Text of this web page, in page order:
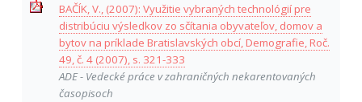
BAČÍK, V., (2007): Využitie vybraných technológií pre
distribúciu výsledkov zo sčítania obyvateľov, domov a
bytov na príklade Bratislavských obcí, Demografie, Roč.
49, č. 4 (2007), s. 321-333
ADE - Vedecké práce v zahraničných nekarentovaných
časopisoch